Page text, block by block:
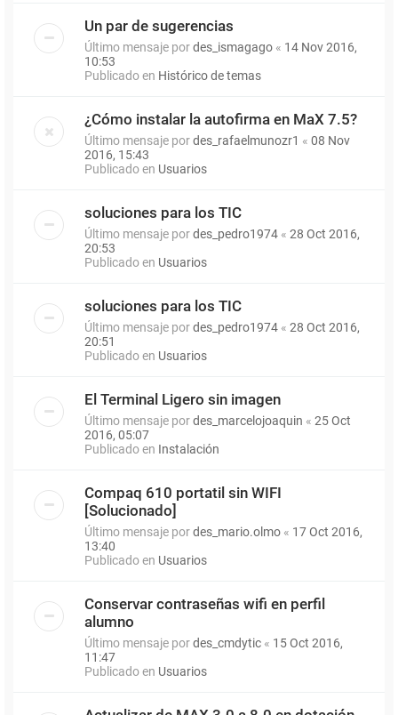
Un par de sugerencias
Último mensaje pordes_ismagago « 14 Nov 2016,
10:53
Publicado en Histórico de temas
¿Cómo instalar la autofirma en MaX 7.5?
Último mensaje pordes_rafaelmunozr1 « 08 Nov
2016, 15:43
Publicado en Usuarios
soluciones para los TIC
Último mensaje pordes_pedro1974 « 28 Oct 2016,
20:53
Publicado en Usuarios
soluciones para los TIC
Último mensaje pordes_pedro1974 « 28 Oct 2016,
20:51
Publicado en Usuarios
El Terminal Ligero sin imagen
Último mensaje pordes_marcelojoaquin « 25 Oct
2016, 05:07
Publicado en Instalación
Compaq 610 portatil sin WIFI
[Solucionado]
Último mensaje pordes_mario.olmo « 17 Oct 2016,
13:40
Publicado en Usuarios
Conservar contraseñas wifi en perfil
alumno
Último mensaje pordes_cmdytic « 15 Oct 2016,
11:47
Publicado en Usuarios